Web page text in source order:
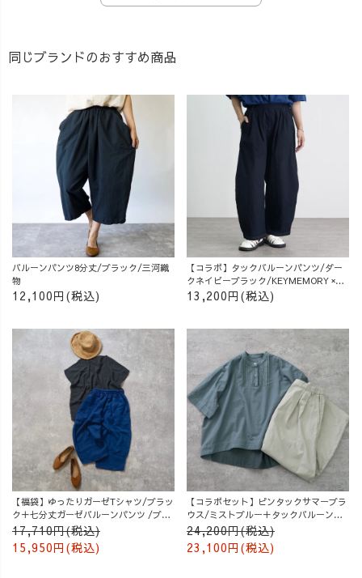
同じブランドのおすすめ商品
バルーンパンツ8分丈/ブラック/三河織
物
12,100円(税込)
【コラボ】タックバルーンパンツ/ダー
クネイビーブラック/KEYMEMORY ×
UZUiRO
13,200円(税込)
【福袋】ゆったりガーゼTシャツ/ブラッ
ク＋七分丈ガーゼバルーンパンツ /ブル
ー
17,710円(税込)
15,950円(税込)
【コラボセット】ピンタックサマーブラ
ウス/ミストブルー＋タックバルーンパ
ンツ/グレージュ
24,200円(税込)
23,100円(税込)